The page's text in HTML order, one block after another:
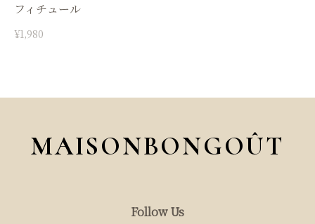
フィチュール
¥1,980
MAISONBONGOÛT
Follow Us